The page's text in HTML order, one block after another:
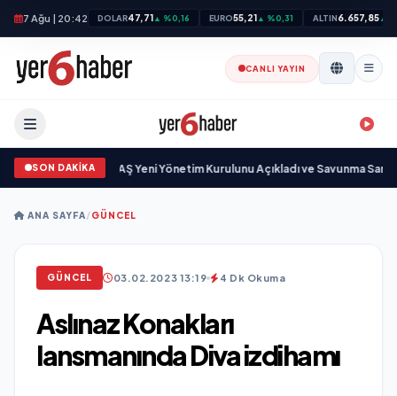
7 Ağu | 20:42 DOLAR47,71▲ %0,16 EURO55,21▲ %0,31 ALTIN6.657,85▲
CANLI YAYIN
SON DAKİKA
Sanayi AŞ Yeni Yönetim Kurulunu Açıkladı ve Savunma Sanayinde
ANA SAYFA/GÜNCEL
GÜNCEL 03.02.2023 13:19 4 Dk Okuma
Aslınaz Konakları
lansmanında Diva izdihamı